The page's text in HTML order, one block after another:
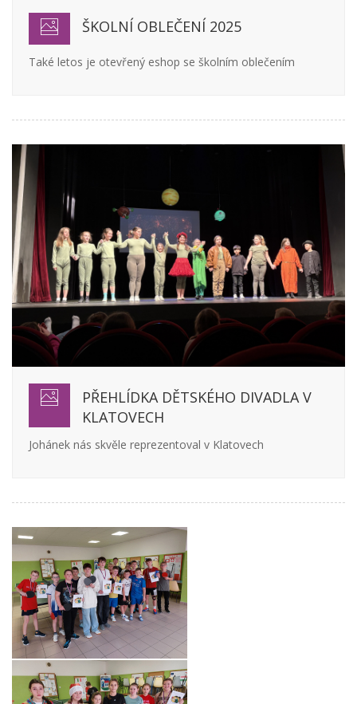
ŠKOLNÍ OBLEČENÍ 2025
Také letos je otevřený eshop se školním oblečením
PŘEHLÍDKA DĚTSKÉHO DIVADLA V
KLATOVECH
Johánek nás skvěle reprezentoval v Klatovech